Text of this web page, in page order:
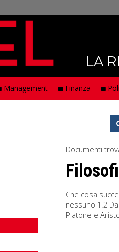
LA
Management Finanza
Documenti
Che cosa
nessuno 1.2
Platone e